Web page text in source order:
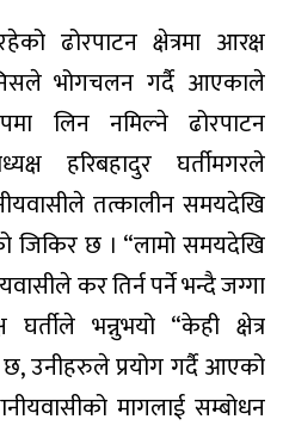
ढोरपाटन क्षेत्रमा आरक्ष
भोगचलन गर्दै आएकाले
लिन नमिल्ने ढोरपाटन
हरिबहादुर घर्तीमगरले
तत्कालीन समयदेखि
जिकिर छ । “लामो समयदेखि
कर तिर्न पर्ने भन्दै जग्गा
भन्नुभयो “केही क्षेत्र
उनीहरुले प्रयोग गर्दै आएको
मागलाई सम्बोधन